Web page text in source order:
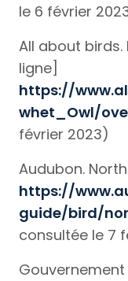
le 6 février
All about
ligne]
https://
whet_Owl/
février 2023)
Audubon.
https://
guide/bird/
consultée le 7
Gouvernement